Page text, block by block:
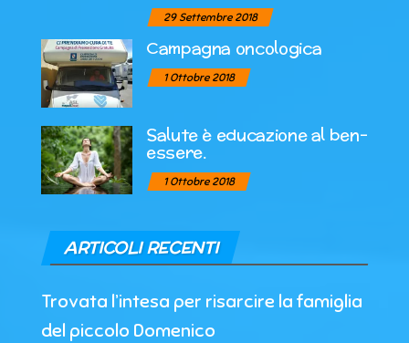
29 Settembre 2018
Campagna oncologica
1 Ottobre 2018
Salute è educazione al ben-
essere.
1 Ottobre 2018
ARTICOLI RECENTI
Trovata l’intesa per risarcire la famiglia
del piccolo Domenico